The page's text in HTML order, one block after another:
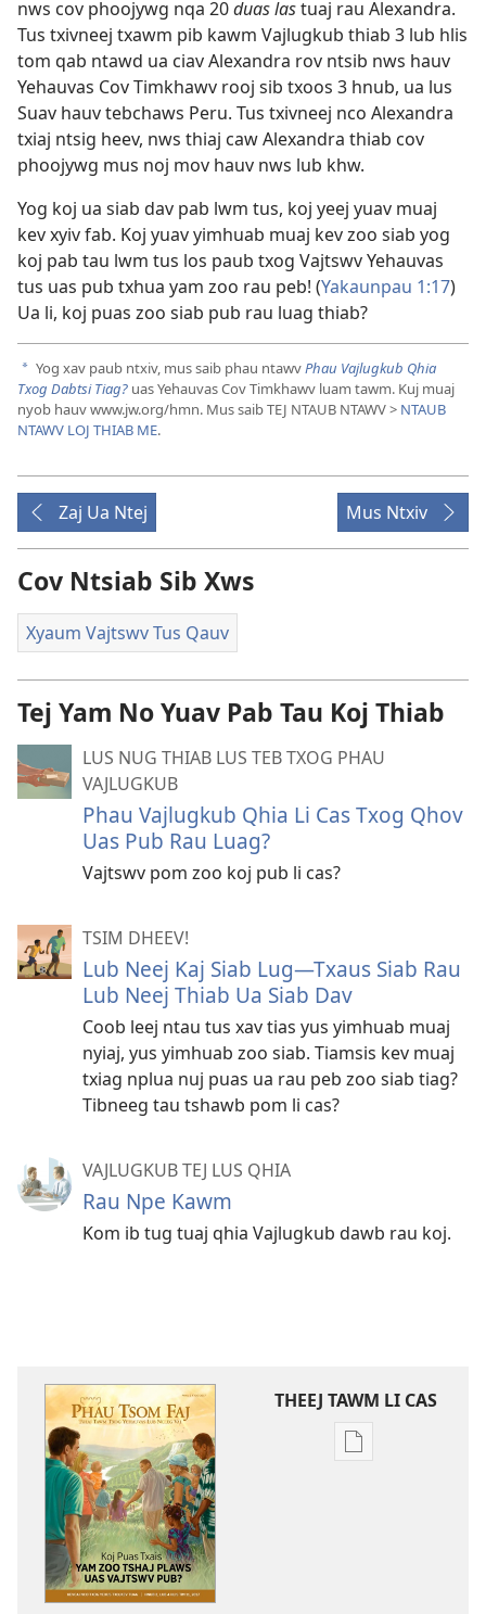
nws cov phoojywg nqa 20duas lastuaj rau Alexandra.
Tus txivneej txawm pib kawm Vajlugkub thiab 3 lub hlis
tom qab ntawd ua ciav Alexandra rov ntsib nws hauv
Yehauvas Cov Timkhawv rooj sib txoos 3 hnub, ua lus
Suav hauv tebchaws Peru. Tus txivneej nco Alexandra
txiaj ntsig heev, nws thiaj caw Alexandra thiab cov
phoojywg mus noj mov hauv nws lub khw.
Yog koj ua siab dav pab lwm tus, koj yeej yuav muaj
kev xyiv fab. Koj yuav yimhuab muaj kev zoo siab yog
koj pab tau lwm tus los paub txog Vajtswv Yehauvas
tus uas pub txhua yam zoo rau peb! (Yakaunpau 1:17)
Ua li, koj puas zoo siab pub rau luag thiab?
a Yog xav paub ntxiv, mus saib phau ntawvPhau Vajlugkub Qhia
Txog Dabtsi Tiag? uas Yehauvas Cov Timkhawv luam tawm. Kuj muaj
nyob hauv www.jw.org/hmn. Mus saib TEJ NTAUB NTAWV > NTAUB
NTAWV LOJ THIAB ME.
Zaj Ua Ntej Mus Ntxiv
Cov Ntsiab Sib Xws
Xyaum Vajtswv Tus Qauv
Tej Yam No Yuav Pab Tau Koj Thiab
LUS NUG THIAB LUS TEB TXOG PHAU
VAJLUGKUB
Phau Vajlugkub Qhia Li Cas Txog Qhov
Uas Pub Rau Luag?
Vajtswv pom zoo koj pub li cas?
TSIM DHEEV!
Lub Neej Kaj Siab Lug​—Txaus Siab Rau
Lub Neej Thiab Ua Siab Dav
Coob leej ntau tus xav tias yus yimhuab muaj
nyiaj, yus yimhuab zoo siab. Tiamsis kev muaj
txiag nplua nuj puas ua rau peb zoo siab tiag?
Tibneeg tau tshawb pom li cas?
VAJLUGKUB TEJ LUS QHIA
Rau Npe Kawm
Kom ib tug tuaj qhia Vajlugkub dawb rau koj.
THEEJ TAWM LI CAS
Theej